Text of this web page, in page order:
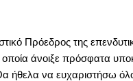
Πρόεδρος της
άνοιξε πρόσφατα
ήθελα να ευχαριστήσω